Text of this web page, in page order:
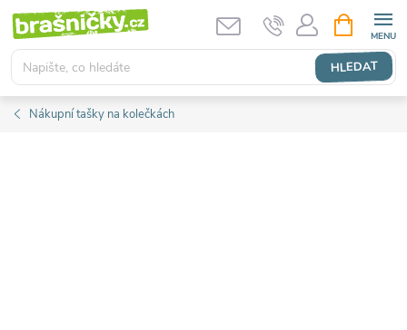
Přejít
obsah
HLEDAT
NÁKUPNÍ
KOŠÍK
Nákupní tašky na kolečkách